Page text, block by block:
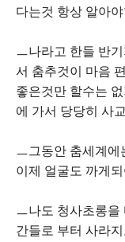
다는것 항상 알아
ㅡ나라고 한들 반
서 춤추것이 마음
좋은것만 할수는
에 가서 당당히 사
ㅡ그동안 춤세계에
이제 얼굴도 까게
ㅡ나도 청사초롱을
간들로 부터 사라